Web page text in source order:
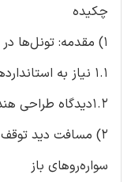
چکیده
1) مقدمه: تونل‌ها در مقابل بزرگراه‌ها و ارتباط با کامیون
۱.۱ نیاز به استانداردهای کامیون‌ها برای قوس‌های افقی
۱.۲دیدگاه طراحی هندسی و اهداف تحقیق
2) مسافت دید
سواره‌روهای باز